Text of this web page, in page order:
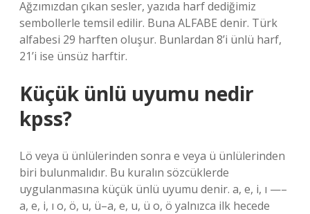
Ağzımızdan çıkan sesler, yazıda harf dediğimiz
sembollerle temsil edilir. Buna ALFABE denir. Türk
alfabesi 29 harften oluşur. Bunlardan 8’i ünlü harf,
21’i ise ünsüz harftir.
Küçük ünlü uyumu nedir
kpss?
Lö veya ü ünlülerinden sonra e veya ü ünlülerinden
biri bulunmalıdır. Bu kuralın sözcüklerde
uygulanmasına küçük ünlü uyumu denir. a, e, i, ı —–
a, e, i, ı o, ö, u, ü–a, e, u, ü o, ö yalnızca ilk hecede